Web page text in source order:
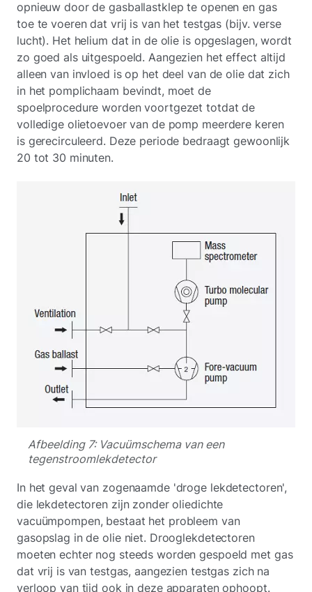
opnieuw door de gasballastklep te openen en gas
toe te voeren dat vrij is van het testgas (bijv. verse
lucht). Het helium dat in de olie is opgeslagen, wordt
zo goed als uitgespoeld. Aangezien het effect altijd
alleen van invloed is op het deel van de olie dat zich
in het pomplichaam bevindt, moet de
spoelprocedure worden voortgezet totdat de
volledige olietoevoer van de pomp meerdere keren
is gerecirculeerd. Deze periode bedraagt gewoonlijk
20 tot 30 minuten.
Afbeelding 7: Vacuümschema van een
tegenstroomlekdetector
In het geval van zogenaamde 'droge lekdetectoren',
die lekdetectoren zijn zonder oliedichte
vacuümpompen, bestaat het probleem van
gasopslag in de olie niet. Drooglekdetectoren
moeten echter nog steeds worden gespoeld met gas
dat vrij is van testgas, aangezien testgas zich na
verloop van tijd ook in deze apparaten ophoopt.